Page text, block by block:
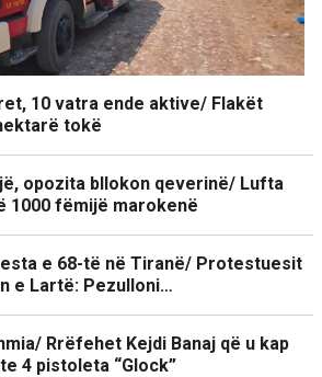
10 vatra ende aktive/ Flakët
tokë
opozita bllokon qeverinë/ Lufta
1000 fëmijë marokenë
e 68-të në Tiranë/ Protestuesit
e Lartë: Pezulloni…
Rrëfehet Kejdi Banaj që u kap
4 pistoleta “Glock”